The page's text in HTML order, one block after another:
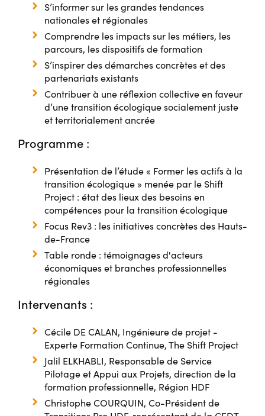
S’informer sur les grandes tendances
nationales et régionales
Comprendre les impacts sur les métiers, les
parcours, les dispositifs de formation
S’inspirer des démarches concrètes et des
partenariats existants
Contribuer à une réflexion collective en faveur
d’une transition écologique socialement juste
et territorialement ancrée
Programme :
Présentation de l’étude « Former les actifs à la
transition écologique » menée par le Shift
Project : état des lieux des besoins en
compétences pour la transition écologique
Focus Rev3 : les initiatives concrètes des Hauts-
de-France
Table ronde : témoignages d'acteurs
économiques et branches professionnelles
régionales
Intervenants :
Cécile DE CALAN, Ingénieure de projet -
Experte Formation Continue, The Shift Project
Jalil ELKHABLI, Responsable de Service
Pilotage et Appui aux Projets, direction de la
formation professionnelle, Région HDF
Christophe COURQUIN, Co-Président de